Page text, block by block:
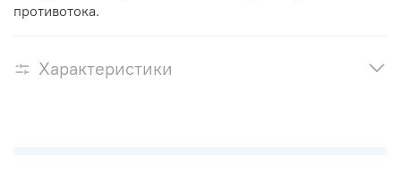
противотока.
Характеристики